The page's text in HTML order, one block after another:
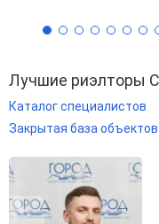
Лучшие риэлторы
Каталог специалистов
Закрытая база объектов